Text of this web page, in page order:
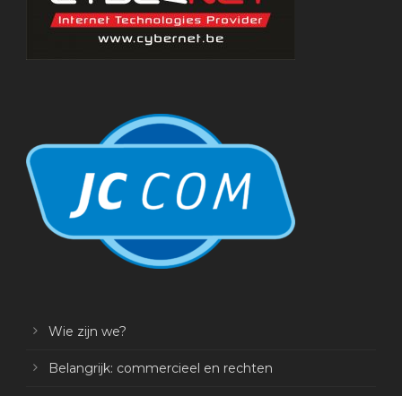
Wie zijn we?
Belangrijk: commercieel en rechten